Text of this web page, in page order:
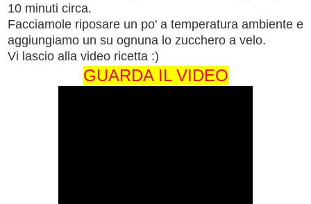
10 minuti circa.
Facciamole riposare un po' a temperatura ambiente e
aggiungiamo un su ognuna lo zucchero a velo.
Vi lascio alla video ricetta :)
GUARDA IL VIDEO